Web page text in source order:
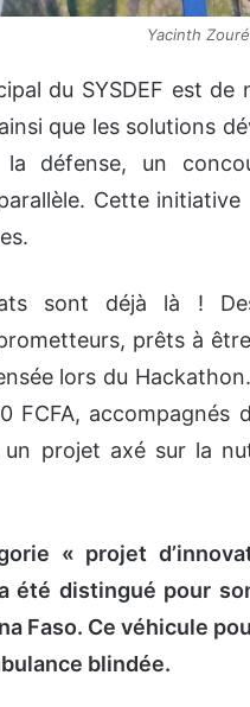
Yacinth
du SYSDEF est
que les solutions
la défense, un
Cette
sont déjà là !
prêts à
lors du
FCFA, accompagnés
projet axé sur la
« projet
été distingué pour
Faso. Ce véhicule
blindée.